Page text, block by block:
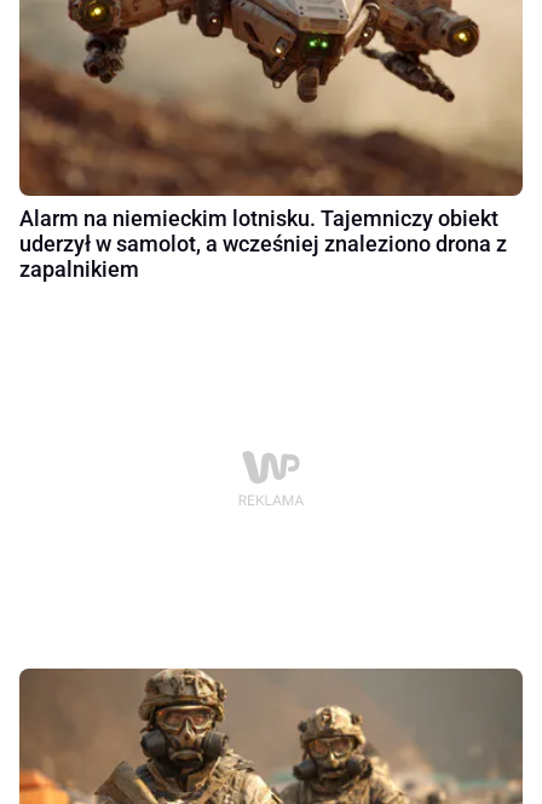
Alarm na niemieckim lotnisku. Tajemniczy obiekt
uderzył w samolot, a wcześniej znaleziono drona z
zapalnikiem